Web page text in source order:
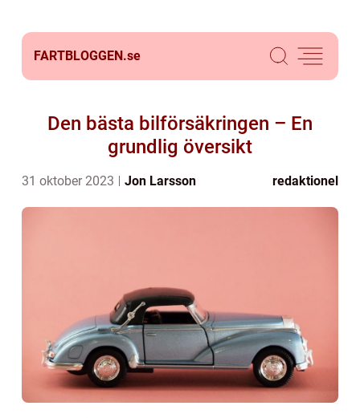
FARTBLOGGEN.se
Den bästa bilförsäkringen – En
grundlig översikt
31 oktober 2023 Jon Larsson redaktionel